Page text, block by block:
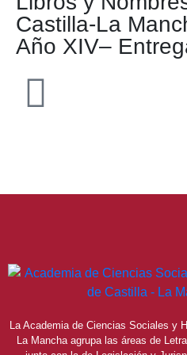
Castilla-La
Año XIV–
La Academia de Ciencias Sociales y
La Mancha agrupa las áreas de